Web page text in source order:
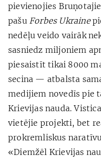
pievienojies
pašu Forbes Ukraine
nedēļu veido vairāk
sasniedz miljoniem
piesaistīt tikai 8000
secina — atbalsta
medijiem novedīs pie
Krievijas nauda.
vietējie projekti, bet
prokremliskus
«Diemžēl Krievijas